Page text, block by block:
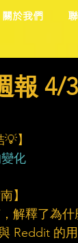
關於我們
報
】
化
】
解釋了為
Reddit 的